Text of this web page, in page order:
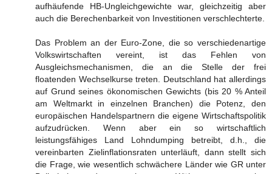
aufhäufende HB-Ungleichgewichte war, gleichzeitig aber
auch die Berechenbarkeit von Investitionen verschlechterte.
Das Problem an der Euro-Zone, die so verschiedenartige
Volkswirtschaften vereint, ist das Fehlen von
Ausgleichsmechanismen, die an die Stelle der frei
floatenden Wechselkurse treten. Deutschland hat allerdings
auf Grund seines ökonomischen Gewichts (bis 20 % Anteil
am Weltmarkt in einzelnen Branchen) die Potenz, den
europäischen Handelspartnern die eigene Wirtschaftspolitik
aufzudrücken. Wenn aber ein so wirtschaftlich
leistungsfähiges Land Lohndumping betreibt, d.h., die
vereinbarten Zielinflationsraten unterläuft, dann stellt sich
die Frage, wie wesentlich schwächere Länder wie GR unter